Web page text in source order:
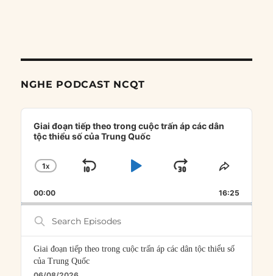
NGHE PODCAST NCQT
Audio
Player
Giai đoạn tiếp theo trong cuộc trấn áp các dân
tộc thiểu số của Trung Quốc
CHANGE
RATE
1X
SKIP
PLAYJUMP
FORWARD
SHARE
00:00 16:25
Search
Episodes
Giai đoạn tiếp theo trong cuộc trấn áp các dân tộc thiểu số
của Trung Quốc